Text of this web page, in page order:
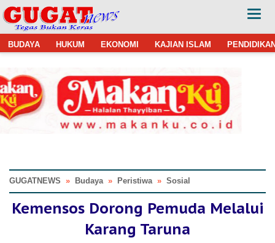
BUDAYA HUKUM EKONOMI KAJIAN ISLAM
GUGATNEWS » Budaya » Peristiwa » Sosial
Kemensos Dorong Pemuda Melalui
Karang Taruna